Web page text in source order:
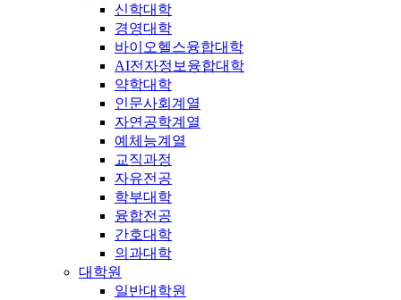
신학대학
경영대학
바이오헬스융합대학
AI전자정보융합대학
약학대학
인문사회계열
자연공학계열
예체능계열
교직과정
자유전공
학부대학
융합전공
간호대학
의과대학
대학원
일반대학원